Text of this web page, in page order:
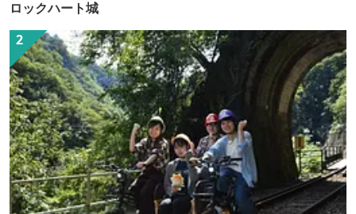
ロックハート城